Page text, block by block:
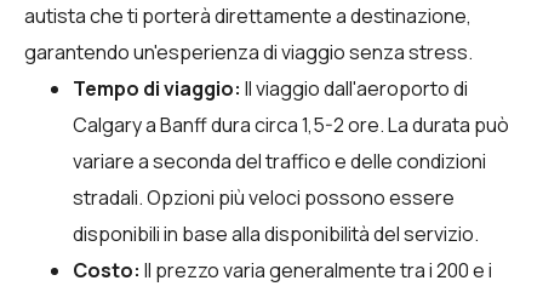
autista che ti porterà direttamente a destinazione,
garantendo un'esperienza di viaggio senza stress.
Tempo di viaggio: Il viaggio dall'aeroporto di
Calgary a Banff dura circa 1,5-2 ore. La durata può
variare a seconda del traffico e delle condizioni
stradali. Opzioni più veloci possono essere
disponibili in base alla disponibilità del servizio.
Costo: Il prezzo varia generalmente tra i 200 e i